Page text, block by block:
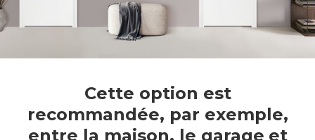
Cette option est
recommandée, par exemple,
entre la maison, le garage et